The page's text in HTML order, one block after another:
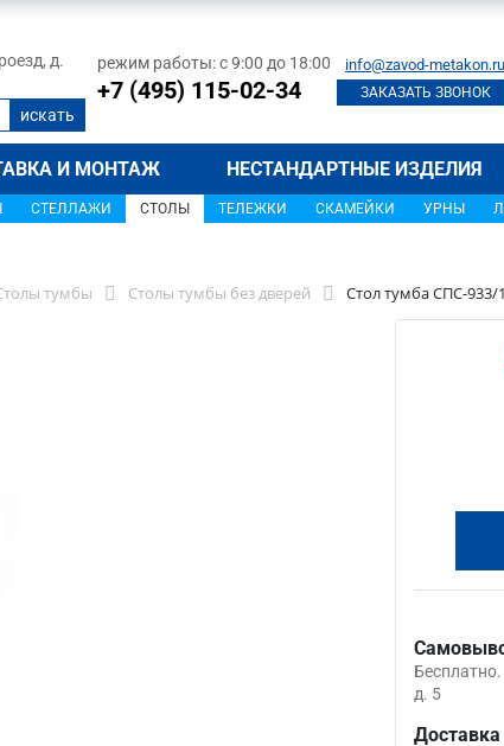
д.
режим работы: с 9:00 до 18:00
+7 (495) 115-02-34
info@zavod-metakon.ru
ЗАКАЗАТЬ ЗВОНОК
И МОНТАЖ НЕСТАНДАРТНЫЕ ИЗДЕЛИЯ
СТЕЛЛАЖИ СТОЛЫ ТЕЛЕЖКИ СКАМЕЙКИ УРНЫ
тумбы Столы тумбы без дверей Стол тумба СПС-933/
Бесплатно.
д. 5